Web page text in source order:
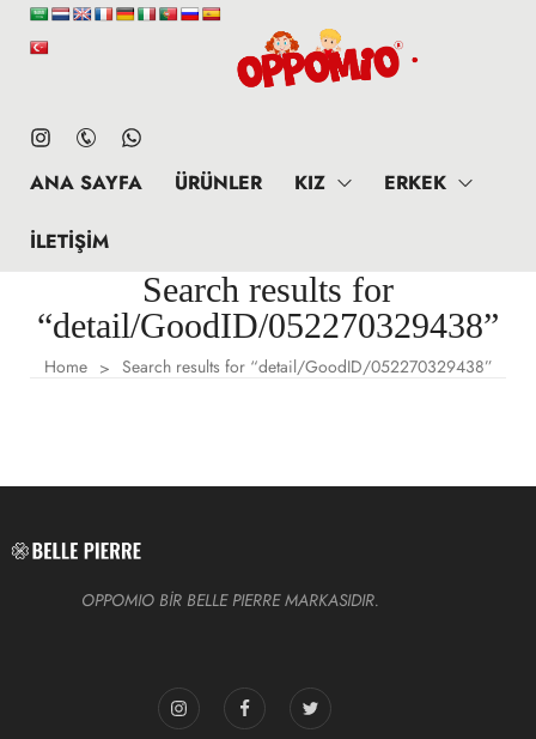
ANA SAYFA ÜRÜNLER KIZ ERKEK
İLETIŞIM
Search results for
“detail/GoodID/052270329438”
Home > Search results for “detail/GoodID/052270329438”
OPPOMIO BİR BELLE PIERRE MARKASIDIR.